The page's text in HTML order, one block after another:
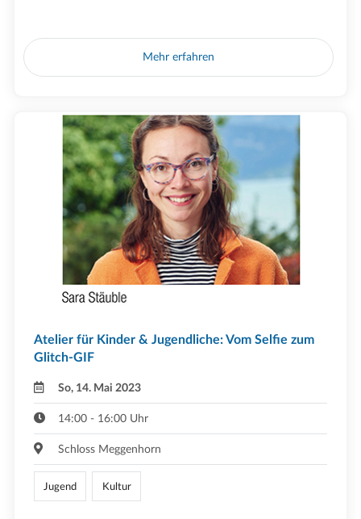
Mehr erfahren
Atelier für Kinder & Jugendliche: Vom Selfie zum
Glitch-GIF
So, 14. Mai 2023
14:00 - 16:00 Uhr
Schloss Meggenhorn
Jugend Kultur